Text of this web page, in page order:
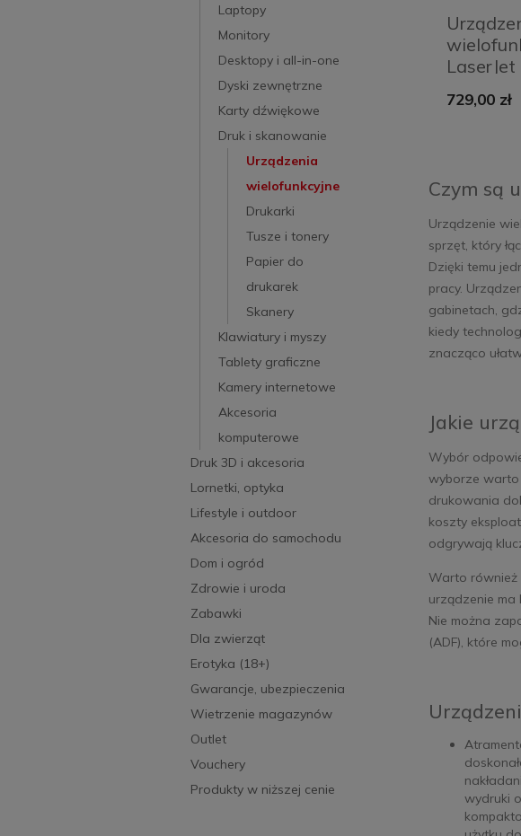
Laptopy
Monitory
Desktopy i all-in-one
Dyski zewnętrzne
Karty dźwiękowe
Druk i skanowanie
Urządzenia
wielofunkcyjne
Drukarki
Tusze i tonery
Papier do
drukarek
Skanery
Klawiatury i myszy
Tablety graficzne
Kamery internetowe
Akcesoria
komputerowe
Druk 3D i akcesoria
Lornetki, optyka
Lifestyle i outdoor
Akcesoria do samochodu
Dom i ogród
Zdrowie i uroda
Zabawki
Dla zwierząt
Erotyka (18+)
Gwarancje, ubezpieczenia
Wietrzenie magazynów
Outlet
Vouchery
Produkty w niższej cenie
729,00 zł
Czym są
Urządzenie
sprzęt, który
Dzięki temu
pracy.
gabinetach,
kiedy
znacząco
Jakie
Wybór
wyborze warto
drukowania
koszty
odgrywają
Warto również
urządzenie
Nie można
(ADF), które
wydruki